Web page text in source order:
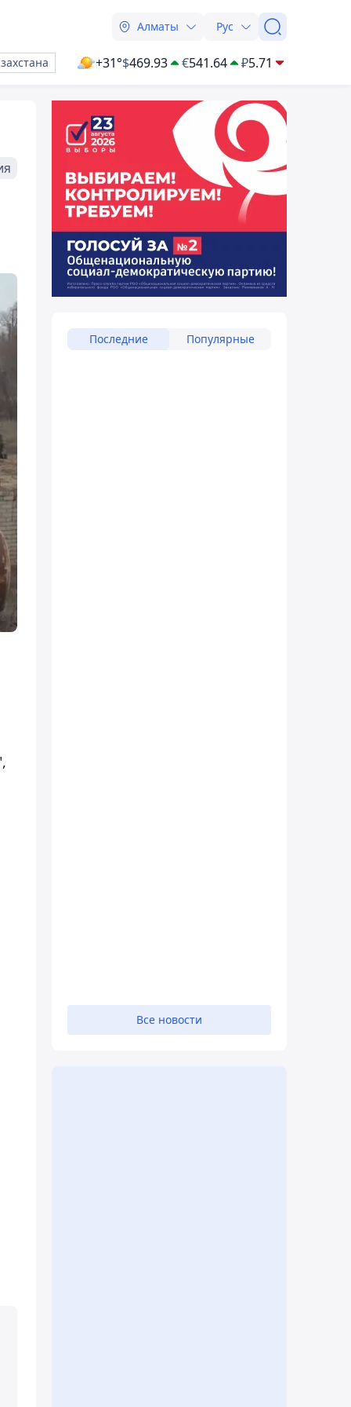
Алматы Рус
+31°$469.93 €541.64 ₽5.71
Последние Популярные
Все новости